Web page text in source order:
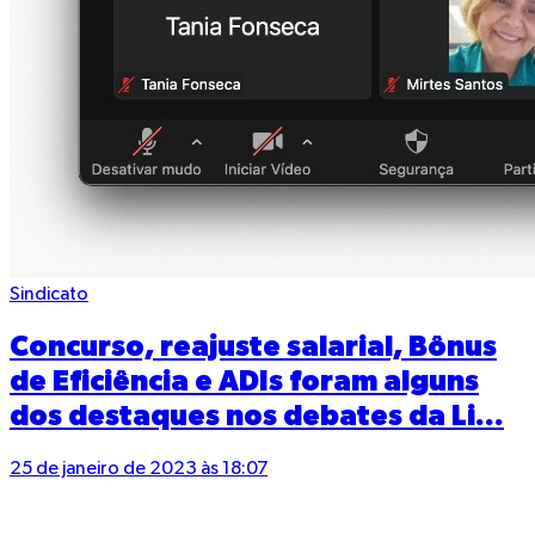
Sindicato
Concurso, reajuste salarial, Bônus
de Eficiência e ADIs foram alguns
dos destaques nos debates da Li...
25 de janeiro de 2023 às 18:07